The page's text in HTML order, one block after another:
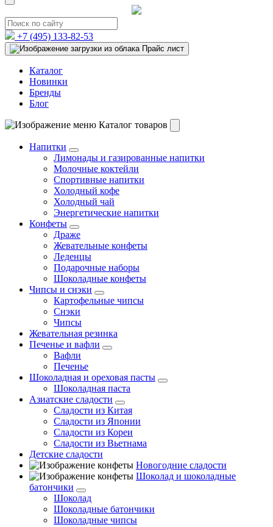
+7 (495) 133-82-53
Прайс лист
Каталог
Новинки
Бренды
Блог
Каталог товаров
Напитки
Лимонады и газированные напитки
Молочные коктейли
Спортивные напитки
Холодный кофе
Холодный чай
Энергетические напитки
Конфеты
Драже
Жевательные конфеты
Леденцы
Подарочные наборы
Шоколадные конфеты
Чипсы и снэки
Картофельные чипсы
Снэки
Чипсы
Жевательная резинка
Печенье и вафли
Вафли
Печенье
Шоколадная и ореховая пасты
Шоколадная паста
Азиатские сладости
Сладости из Китая
Сладости из Японии
Сладости из Кореи
Сладости из Вьетнама
Детские сладости
Новогодние сладости
Шоколад и шоколадные
батончики
Шоколад
Шоколадные батончики
Шоколадные чипсы